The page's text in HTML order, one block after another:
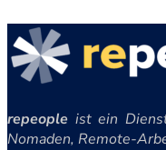
repeople ist ein
Nomaden, Remote-